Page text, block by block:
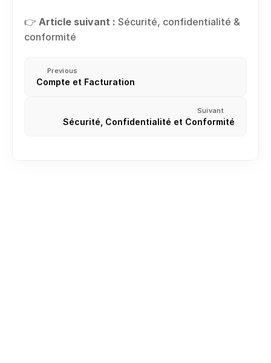
👉 Article suivant : Sécurité, confidentialité &
conformité
Previous
Compte et Facturation
Suivant
Sécurité, Confidentialité et Conformité